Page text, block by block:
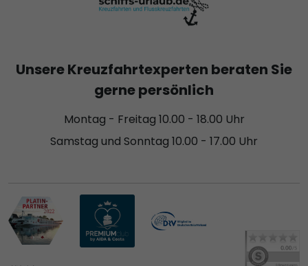
Unsere Kreuzfahrtexperten beraten Sie
gerne persönlich
Montag - Freitag 10.00 - 18.00 Uhr
Samstag und Sonntag 10.00 - 17.00 Uhr